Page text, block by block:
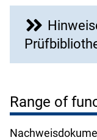
Range of